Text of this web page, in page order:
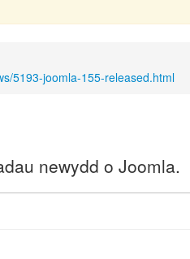
5193-joomla-155-released.html
newydd o Joomla.